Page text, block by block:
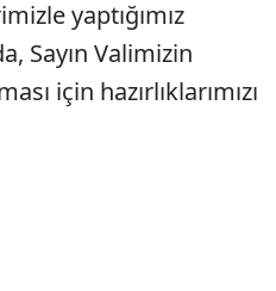
yaptığımız
Sayın Valimizin
için hazırlıklarımızı